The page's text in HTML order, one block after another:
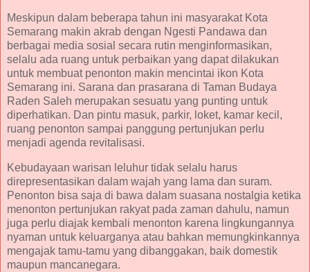
Meskipun dalam beberapa tahun ini masyarakat Kota
Semarang makin akrab dengan Ngesti Pandawa dan
berbagai media sosial secara rutin menginformasikan,
selalu ada ruang untuk perbaikan yang dapat dilakukan
untuk membuat penonton makin mencintai ikon Kota
Semarang ini. Sarana dan prasarana di Taman Budaya
Raden Saleh merupakan sesuatu yang punting untuk
diperhatikan. Dan pintu masuk, parkir, loket, kamar kecil,
ruang penonton sampai panggung pertunjukan perlu
menjadi agenda revitalisasi.
Kebudayaan warisan leluhur tidak selalu harus
direpresentasikan dalam wajah yang lama dan suram.
Penonton bisa saja di bawa dalam suasana nostalgia ketika
menonton pertunjukan rakyat pada zaman dahulu, namun
juga perlu diajak kembali menonton karena lingkungannya
nyaman untuk keluarganya atau bahkan memungkinkannya
mengajak tamu-tamu yang dibanggakan, baik domestik
maupun mancanegara.